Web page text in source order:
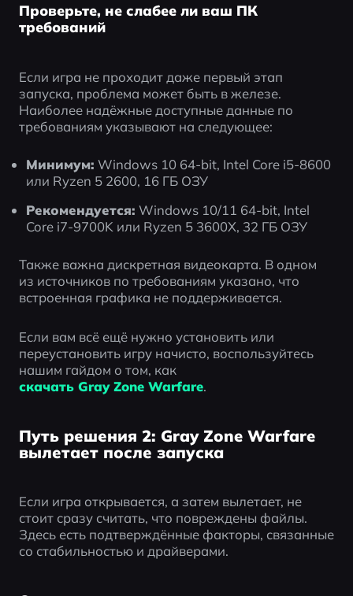
Проверьте, не слабее ли ваш ПК
требований
Если игра не проходит даже первый этап
запуска, проблема может быть в железе.
Наиболее надёжные доступные данные по
требованиям указывают на следующее:
Минимум: Windows 10 64-bit, Intel Core i5-8600
или Ryzen 5 2600, 16 ГБ ОЗУ
Рекомендуется: Windows 10/11 64-bit, Intel
Core i7-9700K или Ryzen 5 3600X, 32 ГБ ОЗУ
Также важна дискретная видеокарта. В одном
из источников по требованиям указано, что
встроенная графика не поддерживается.
Если вам всё ещё нужно установить или
переустановить игру начисто, воспользуйтесь
нашим гайдом о том, как
скачать Gray Zone Warfare.
Путь решения 2: Gray Zone Warfare
вылетает после запуска
Если игра открывается, а затем вылетает, не
стоит сразу считать, что повреждены файлы.
Здесь есть подтверждённые факторы, связанные
со стабильностью и драйверами.